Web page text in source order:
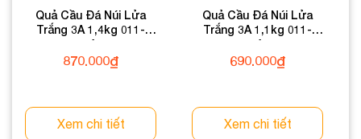
Quả Cầu Đá Núi Lửa
Trắng 3A 1,4kg 011-
0603A-1,4
870.000₫
Xem chi tiết
Quả Cầu Đá Núi Lửa
Trắng 3A 1,1kg 011-
0603A-1,1
690.000₫
Xem chi tiết